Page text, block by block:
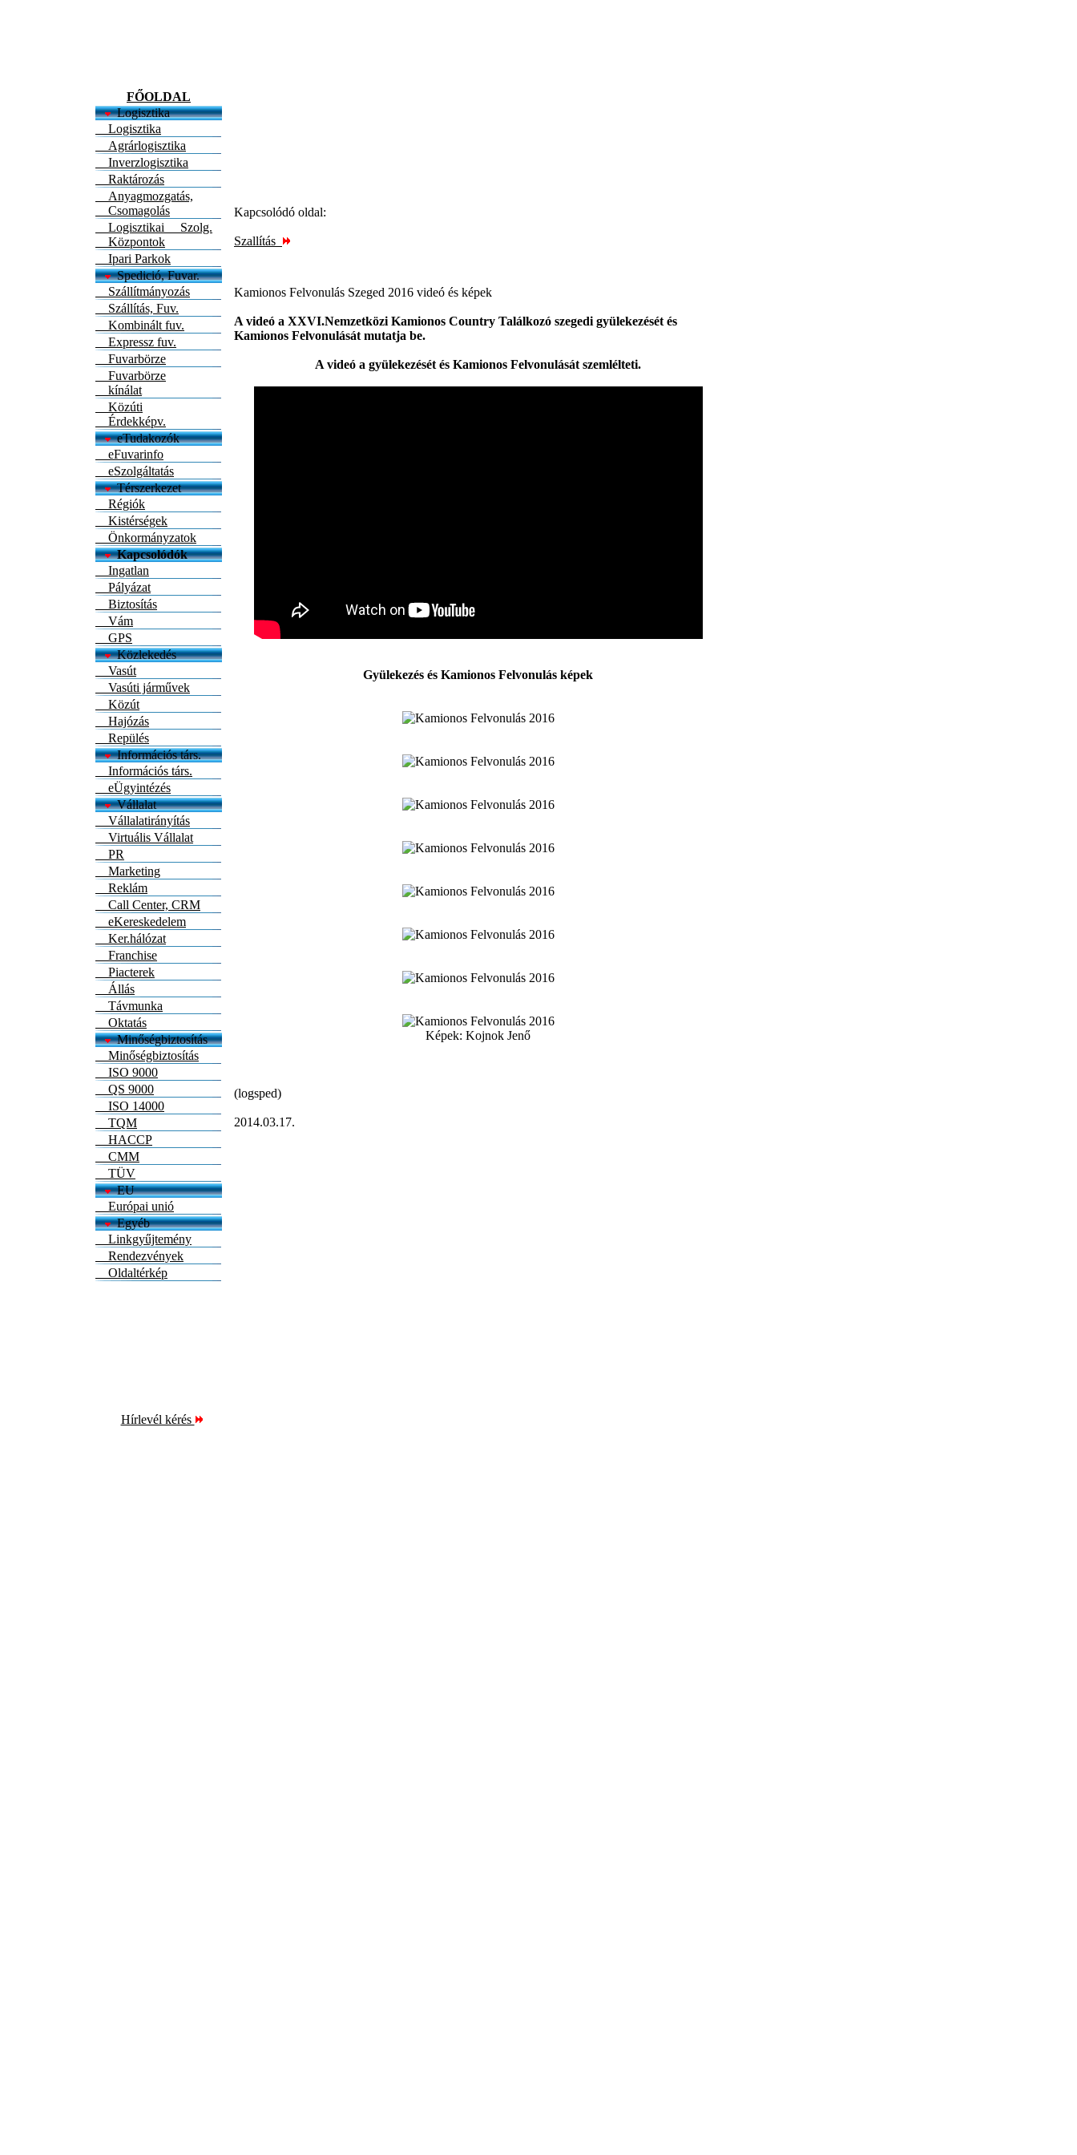
FŐOLDAL
Logisztika
Logisztika
Agrárlogisztika
Inverzlogisztika
Raktározás
Anyagmozgatás,
Csomagolás
Logisztikai Szolg.
Központok
Ipari Parkok
Spedició, Fuvar.
Szállítmányozás
Szállítás, Fuv.
Kombinált fuv.
Expressz fuv.
Fuvarbörze
Fuvarbörze
kínálat
Közúti
Érdekképv.
eTudakozók
eFuvarinfo
eSzolgáltatás
Térszerkezet
Régiók
Kistérségek
Önkormányzatok
Kapcsolódók
Ingatlan
Pályázat
Biztosítás
Vám
GPS
Közlekedés
Vasút
Vasúti járművek
Közút
Hajózás
Repülés
Információs társ.
Információs társ.
eÜgyintézés
Vállalat
Vállalatirányítás
Virtuális Vállalat
PR
Marketing
Reklám
Call Center, CRM
eKereskedelem
Ker.hálózat
Franchise
Piacterek
Állás
Távmunka
Oktatás
Minőségbiztosítás
Minőségbiztosítás
ISO 9000
QS 9000
ISO 14000
TQM
HACCP
CMM
TÜV
EU
Európai unió
Egyéb
Linkgyűjtemény
Rendezvények
Oldaltérkép
Hírlevél kérés
Kapcsolódó oldal:
Szallítás
Kamionos Felvonulás Szeged 2016 videó és képek
A videó a XXVI.Nemzetközi Kamionos Country Találkozó szegedi gyülekezését és
Kamionos Felvonulását mutatja be.
A videó a gyülekezését és Kamionos Felvonulását szemlélteti.
Gyülekezés és Kamionos Felvonulás képek
Képek: Kojnok Jenő
(logsped)
2014.03.17.